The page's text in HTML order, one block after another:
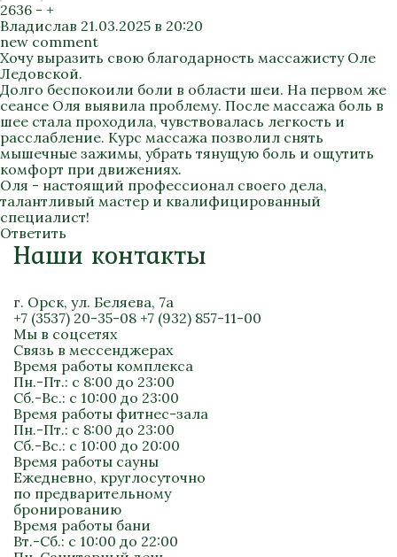
2636 - +
Владислав 21.03.2025 в 20:20
new comment
Хочу выразить свою благодарность массажисту Оле
Ледовской.
Долго беспокоили боли в области шеи. На первом же
сеансе Оля выявила проблему. После массажа боль в
шее стала проходила, чувствовалась легкость и
расслабление. Курс массажа позволил снять
мышечные зажимы, убрать тянущую боль и ощутить
комфорт при движениях.
Оля - настоящий профессионал своего дела,
талантливый мастер и квалифицированный
специалист!
Ответить
Наши контакты
г. Орск, ул. Беляева, 7а
+7 (3537) 20-35-08 +7 (932) 857-11-00
Мы в соцсетях
Связь в мессенджерах
Время работы комплекса
Пн.-Пт.: с 8:00 до 23:00
Сб.-Вс.: с 10:00 до 23:00
Время работы фитнес-зала
Пн.-Пт.: с 8:00 до 23:00
Сб.-Вс.: с 10:00 до 20:00
Время работы сауны
Ежедневно, круглосуточно
по предварительному
бронированию
Время работы бани
Вт.-Сб.: с 10:00 до 22:00